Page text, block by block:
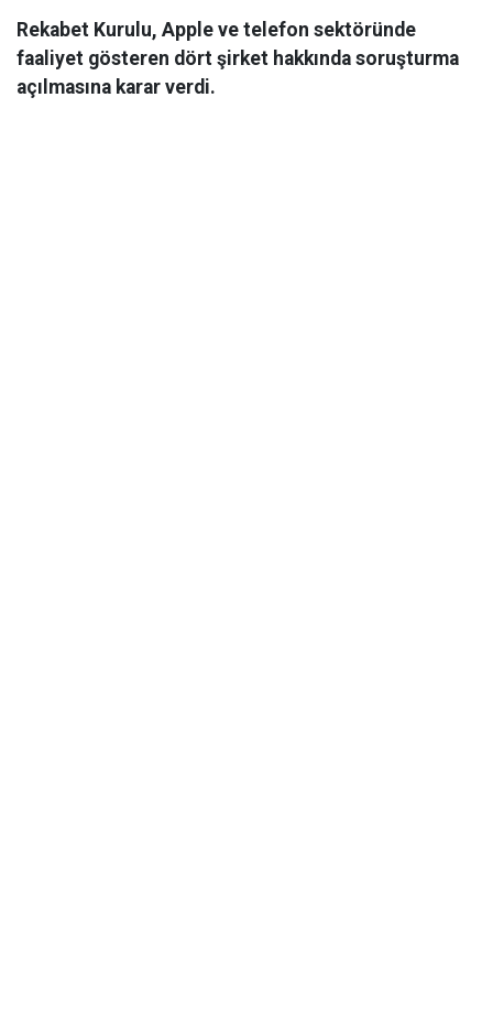
Rekabet Kurulu, Apple ve telefon sektöründe
faaliyet gösteren dört şirket hakkında soruşturma
açılmasına karar verdi.